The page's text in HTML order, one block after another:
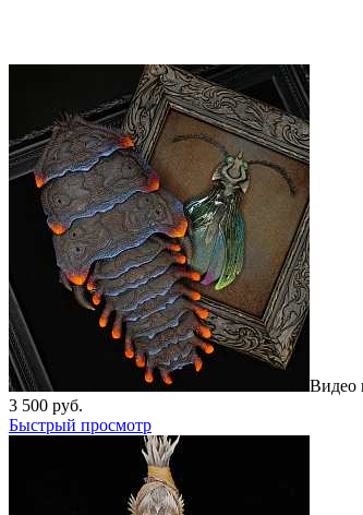
Видео
3 500 руб.
Быстрый просмотр